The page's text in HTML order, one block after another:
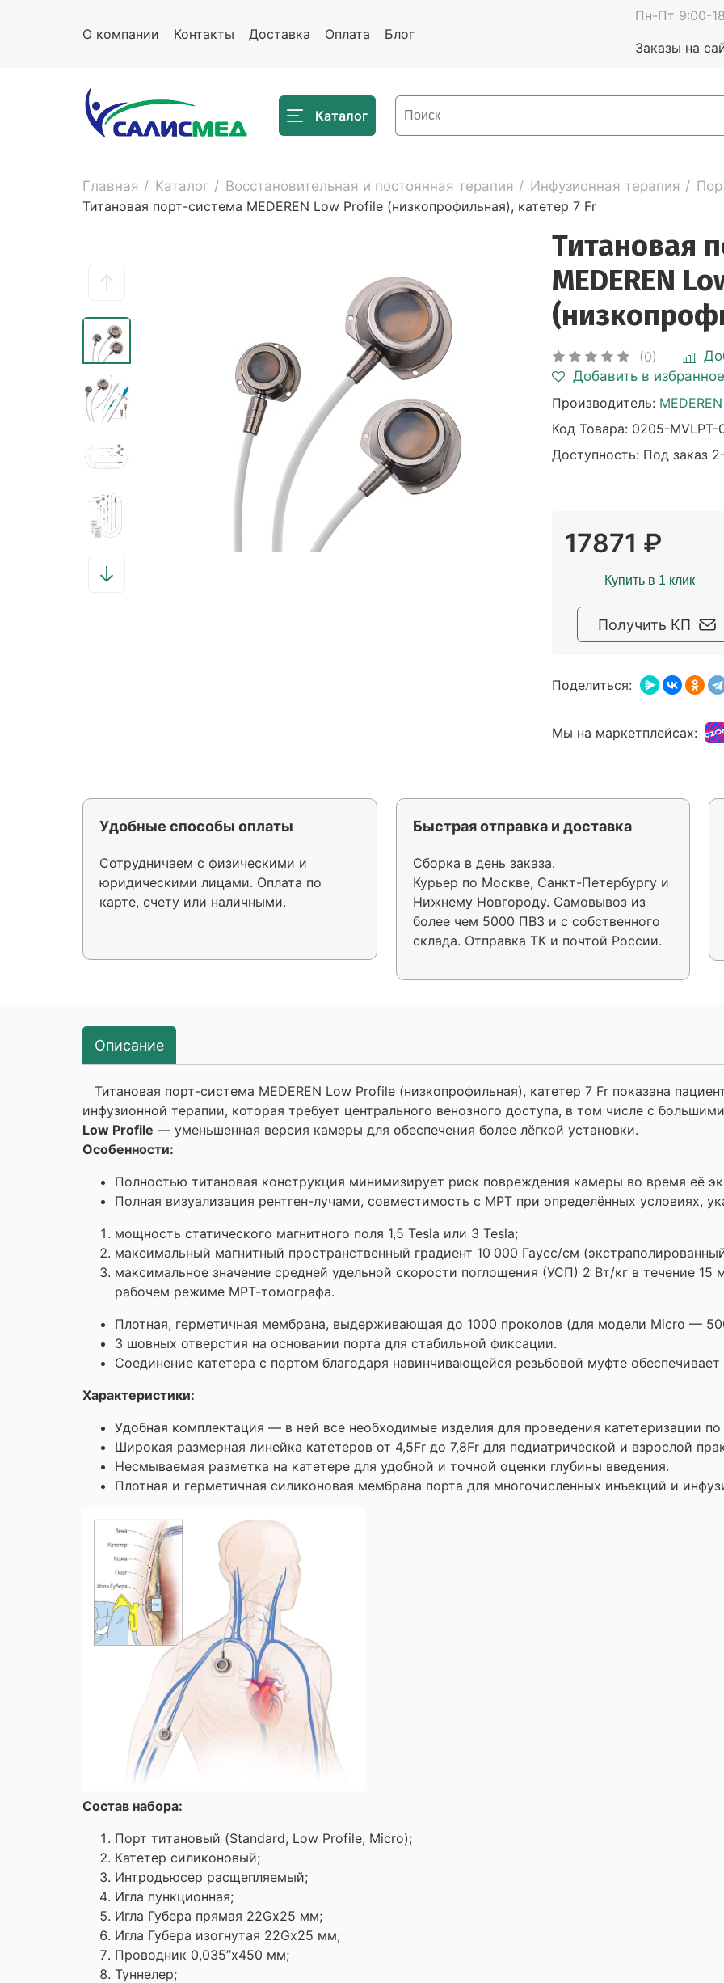
О компании Контакты Доставка Оплата Блог
Пн-Пт 9:00-
Заказы на
Каталог
Главная Каталог Восстановительная и постоянная терапия Инфузионная терапия
Титановая порт-система MEDEREN Low Profile (низкопрофильная), катетер 7 Fr
Титановая
MEDEREN
(0)
Добавить в
Производитель:
Код Товара: 0205-MVLPT-
Доступность: Под заказ
17871 ₽
Купить в 1 клик
Получить КП
Поделиться:
Мы на маркетплейсах:
Удобные способы оплаты
Сотрудничаем с физическими и
юридическими лицами. Оплата по
карте, счету или наличными.
Быстрая отправка и доставка
Сборка в день заказа.
Курьер по Москве, Санкт-Петербургу и
Нижнему Новгороду. Самовывоз из
более чем 5000 ПВЗ и с собственного
склада. Отправка ТК и почтой России.
Описание
Титановая порт-система MEDEREN Low Profile (низкопрофильная), катетер 7 Fr показана
инфузионной терапии, которая требует центрального венозного доступа, в том числе с
Low Profile — уменьшенная версия камеры для обеспечения более лёгкой установки.
Особенности:
Полностью титановая конструкция минимизирует риск повреждения камеры во время её
Полная визуализация рентген-лучами, совместимость с МРТ при определённых условиях,
мощность статического магнитного поля 1,5 Tesla или 3 Tesla;
максимальный магнитный пространственный градиент 10 000 Гаусс/см
максимальное значение средней удельной скорости поглощения (УСП) 2 Вт/кг в течение
рабочем режиме МРТ-томографа.
Плотная, герметичная мембрана, выдерживающая до 1000 проколов (для модели Micro —
3 шовных отверстия на основании порта для стабильной фиксации.
Соединение катетера с портом благодаря навинчивающейся резьбовой муфте
Характеристики:
Удобная комплектация — в ней все необходимые изделия для проведения катетеризации
Широкая размерная линейка катетеров от 4,5Fr до 7,8Fr для педиатрической и взрослой
Несмываемая разметка на катетере для удобной и точной оценки глубины введения.
Плотная и герметичная силиконовая мембрана порта для многочисленных инъекций и
Состав набора:
Порт титановый (Standard, Low Profile, Micro);
Катетер силиконовый;
Интродьюсер расщепляемый;
Игла пункционная;
Игла Губера прямая 22Gx25 мм;
Игла Губера изогнутая 22Gx25 мм;
Проводник 0,035’’x450 мм;
Туннелер;